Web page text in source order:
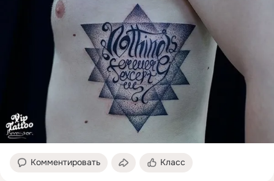
Комментировать Класс